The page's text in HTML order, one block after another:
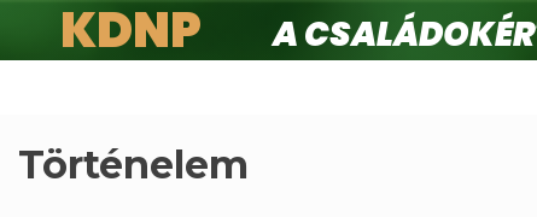
KDNP
A családokért.
Történelem